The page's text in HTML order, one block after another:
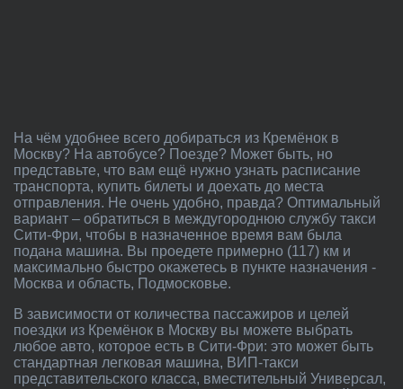
На чём удобнее всего добираться из Кремёнок в
Москву? На автобусе? Поезде? Может быть, но
представьте, что вам ещё нужно узнать расписание
транспорта, купить билеты и доехать до места
отправления. Не очень удобно, правда? Оптимальный
вариант – обратиться в междугороднюю службу такси
Сити-Фри, чтобы в назначенное время вам была
подана машина. Вы проедете примерно (117) км и
максимально быстро окажетесь в пункте назначения -
Москва и область, Подмосковье.
В зависимости от количества пассажиров и целей
поездки из Кремёнок в Москву вы можете выбрать
любое авто, которое есть в Сити-Фри: это может быть
стандартная легковая машина, ВИП-такси
представительского класса, вместительный Универсал,